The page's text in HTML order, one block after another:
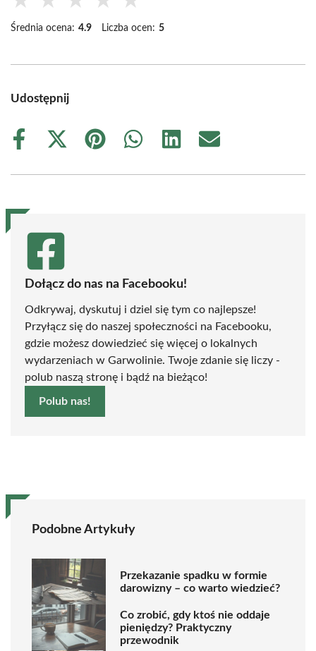
Średnia ocena: 4.9 Liczba ocen: 5
Udostępnij
Share
Share
(Twitter)
Share
Share
Share
Share
Dołącz do nas na Facebooku!
Odkrywaj, dyskutuj i dziel się tym co najlepsze!
Przyłącz się do naszej społeczności na Facebooku,
gdzie możesz dowiedzieć się więcej o lokalnych
wydarzeniach w Garwolinie. Twoje zdanie się liczy -
polub naszą stronę i bądź na bieżąco!
Polub nas!
Podobne Artykuły
Przekazanie spadku w formie
darowizny – co warto wiedzieć?
Co zrobić, gdy ktoś nie oddaje
pieniędzy? Praktyczny
przewodnik